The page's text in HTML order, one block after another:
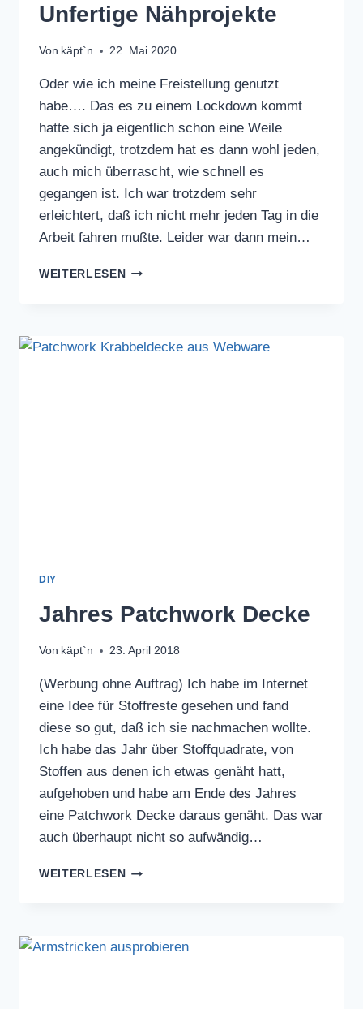
Unfertige Nähprojekte
Von käpt`n 22. Mai 2020
Oder wie ich meine Freistellung genutzt
habe…. Das es zu einem Lockdown kommt
hatte sich ja eigentlich schon eine Weile
angekündigt, trotzdem hat es dann wohl jeden,
auch mich überrascht, wie schnell es
gegangen ist. Ich war trotzdem sehr
erleichtert, daß ich nicht mehr jeden Tag in die
Arbeit fahren mußte. Leider war dann mein…
WEITERLESENUNFERTIGE
DIY
Jahres Patchwork Decke
Von käpt`n 23. April 2018
(Werbung ohne Auftrag) Ich habe im Internet
eine Idee für Stoffreste gesehen und fand
diese so gut, daß ich sie nachmachen wollte.
Ich habe das Jahr über Stoffquadrate, von
Stoffen aus denen ich etwas genäht hatt,
aufgehoben und habe am Ende des Jahres
eine Patchwork Decke daraus genäht. Das war
auch überhaupt nicht so aufwändig…
WEITERLESENJAHRES